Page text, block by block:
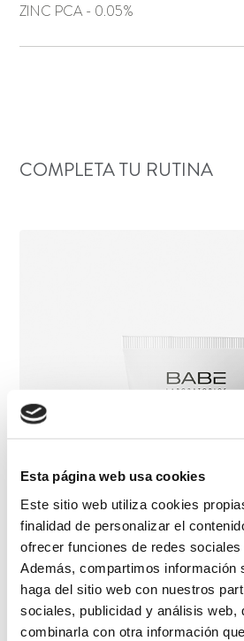
Esta página web usa cookies
Este sitio web utiliza cookies
finalidad de personalizar el
ofrecer funciones de redes sociales
Además, compartimos información
haga del sitio web con nuestros
sociales, publicidad y análisis web,
combinarla con otra información
ZINC PCA - 0.05%
COMPLETA TU RUTINA